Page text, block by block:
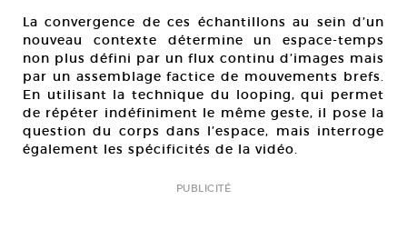
La convergence de ces échantillons au sein d’un
nouveau contexte détermine un espace-temps
non plus défini par un flux continu d’images mais
par un assemblage factice de mouvements brefs.
En utilisant la technique du looping, qui permet
de répéter indéfiniment le même geste, il pose la
question du corps dans l’espace, mais interroge
également les spécificités de la vidéo.
PUBLICITÉ